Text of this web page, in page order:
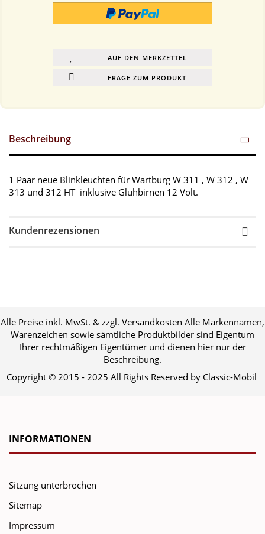
AUF DEN MERKZETTEL
FRAGE ZUM PRODUKT
Beschreibung
1 Paar neue Blinkleuchten für Wartburg W 311 , W 312 , W
313 und 312 HT inklusive Glühbirnen 12 Volt.
Kundenrezensionen
Alle Preise inkl. MwSt. & zzgl. Versandkosten Alle Markennamen,
Warenzeichen sowie sämtliche Produktbilder sind Eigentum
Ihrer rechtmäßigen Eigentümer und dienen hier nur der
Beschreibung.
Copyright © 2015 - 2025 All Rights Reserved by Classic-Mobil
INFORMATIONEN
Sitzung unterbrochen
Sitemap
Impressum